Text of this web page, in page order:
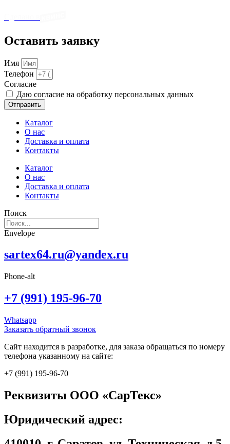
Оставить заявку
Имя
Телефон
Cогласие
Даю согласие на обработку персональных данных
Отправить
Каталог
О нас
Доставка и оплата
Контакты
Каталог
О нас
Доставка и оплата
Контакты
Поиск
Envelope
sartex64.ru@yandex.ru
Phone-alt
+7 (991) 195-96-70
Whatsapp
Заказать обратный звонок
Сайт находится в разработке, для заказа обращаться по номеру
телефона указанному на сайте:
+7 (991) 195-96-70
Реквизиты ООО «СарТекс»
Юридический адрес: